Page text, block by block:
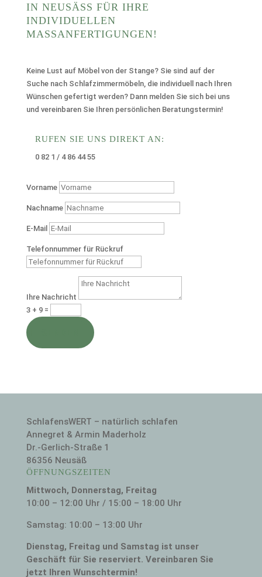
IN NEUSÄSS FÜR IHRE I
NDIVIDUELLEN M
ASSANFERTIGUNGEN!
Keine Lust auf Möbel von der Stange? Sie sind auf der
Suche nach Schlafzimmermöbeln, die individuell nach Ihren
Wünschen gefertigt werden? Dann melden Sie sich bei uns
und vereinbaren Sie Ihren persönlichen Beratungstermin!
RUFEN SIE UNS DIREKT AN:
0 82 1 / 4 86 44 55
Vorname
Nachname
E-Mail
Telefonnummer für Rückruf
Ihre Nachricht
3 + 9=
SchlafensWERT – natürlich schlafen
Annegret & Armin Maderholz
Dr.-Gerlich-Straße 1
86356 Neusäß
ÖFFNUNGSZEITEN
Mittwoch, Donnerstag, Freitag
10:00 – 12:00 Uhr / 15:00 – 18:00 Uhr
Samstag: 10:00 – 13:00 Uhr
Dienstag, Freitag und Samstag ist unser
Geschäft für Sie reserviert. Vereinbaren Sie
jetzt Ihren Wunschtermin!